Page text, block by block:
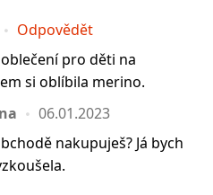
Odpovědět
pro děti na
si oblíbila merino.
06.01.2023
nakupuješ? Já bych